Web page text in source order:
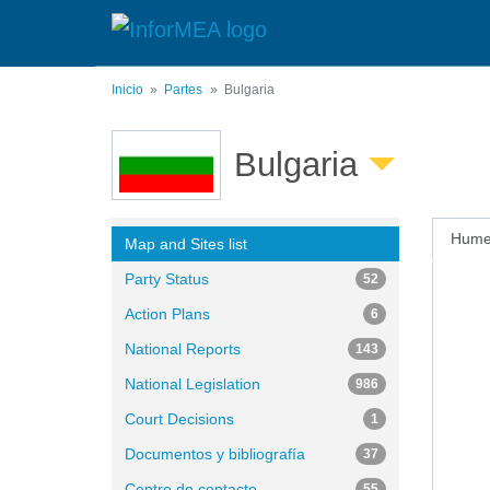
Inicio Partes Bulgaria
Bulgaria
Map and Sites list
Party Status
52
Action Plans 6
National Reports 143
National Legislation 986
Court Decisions 1
Documentos y bibliografía 37